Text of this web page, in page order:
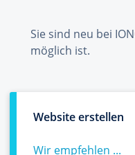
Sie sind neu bei
möglich ist.
Website erstellen
Wir empfehlen ...